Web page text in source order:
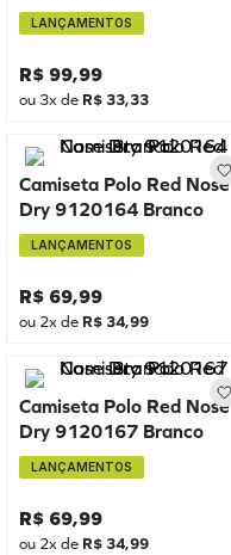
LANÇAMENTOS
R$ 99,99
ou 3x de R$ 33,33
Camiseta Polo Red Nose
Dry 9120164 Branco
LANÇAMENTOS
R$ 69,99
ou 2x de R$ 34,99
Camiseta Polo Red Nose
Dry 9120167 Branco
LANÇAMENTOS
R$ 69,99
ou 2x de R$ 34,99